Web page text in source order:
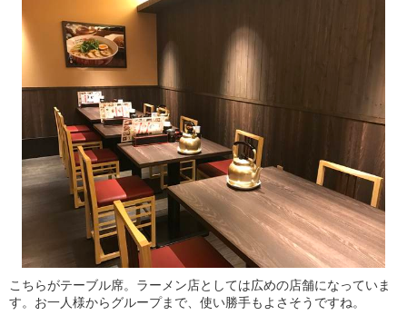
こちらがテーブル席。ラーメン店としては広めの店舗になっていま
す。お一人様からグループまで、使い勝手もよさそうですね。